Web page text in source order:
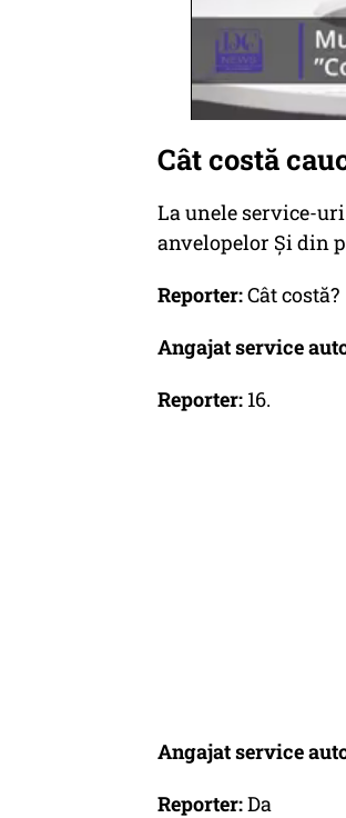
Cât costă
La unele service-
anvelopelor Şi din
Reporter:Cât costă?
Angajat service
Reporter: 16.
Angajat service
Reporter:Da